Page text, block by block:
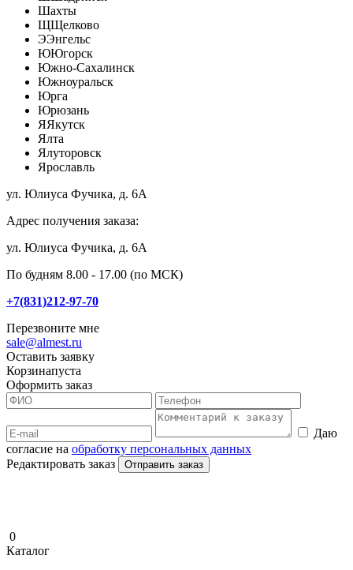
Шахты
ЩЩелково
ЭЭнгельс
ЮЮгорск
Южно-Сахалинск
Южноуральск
Юрга
Юрюзань
ЯЯкутск
Ялта
Ялуторовск
Ярославль
ул. Юлиуса Фучика, д. 6А
Адрес получения заказа:
ул. Юлиуса Фучика, д. 6А
По будням 8.00 - 17.00 (по МСК)
+7(831)212-97-70
Перезвоните мне
sale@almest.ru
Оставить заявку
Корзинапуста
Оформить заказ
Даю
согласие на обработку персональных данных
Редактировать заказ
Отправить заказ
0
Каталог